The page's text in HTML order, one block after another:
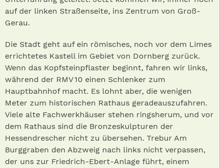
auf der linken Straßenseite, ins Zentrum von Groß-
Gerau.
Die Stadt geht auf ein römisches, noch vor dem Limes
errichtetes Kastell im Gebiet von Dornberg zurück.
Wenn das Kopfsteinpflaster beginnt, fahren wir links,
während der RMV 10 einen Schlenker zum
Hauptbahnhof macht. Es lohnt aber, die wenigen
Meter zum historischen Rathaus geradeauszufahren.
Viele alte Fachwerkhäuser stehen ringsherum, und vor
dem Rathaus sind die Bronzeskulpturen der
Hessendrescher nicht zu übersehen. Trebur Am
Burggraben den Abzweig nach links nicht verpassen,
der uns zur Friedrich-Ebert-Anlage führt, einem